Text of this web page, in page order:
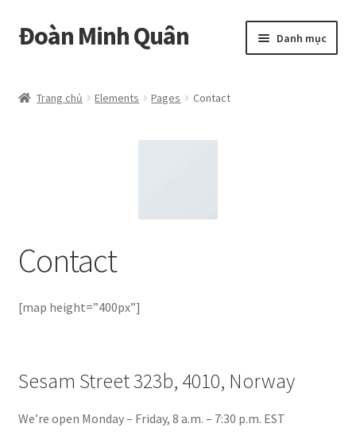
Đi
đến
hướng
Chuyển
đến
dung
Đoàn Minh Quân Danh mục
Trang chủ Elements Pages Contact
Contact
[map height=”400px”]
Sesam Street 323b, 4010, Norway
We’re open Monday – Friday, 8 a.m. – 7:30 p.m. EST